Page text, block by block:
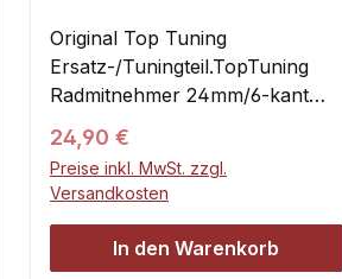
Rey, 2.0 und Super Rock
Rey / Aluachsschenkel
Original Top Tuning
Ersatz-/Tuningteil.TopTuning
Radmitnehmer 24mm/6-kant
werden benötigt, wenn der Losi
Super Baja-Rey, Super Baja Rey
2.0 und Super Rock Rey mit
Reifen/Felgen der üblichen
24mm/6-kant Aufnahmern (wie
z.B. Losi 5ive-T/B; DBXL; HPI-
Regulärer Preis:
24,90 €
Preise inkl. MwSt. zzgl.
Versandkosten
In den Warenkorb